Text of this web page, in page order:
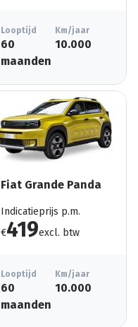
Looptijd
60
maanden
Km/jaar
10.000
Fiat Grande Panda
Indicatieprijs p.m.
€419excl. btw
Looptijd
60
maanden
Km/jaar
10.000